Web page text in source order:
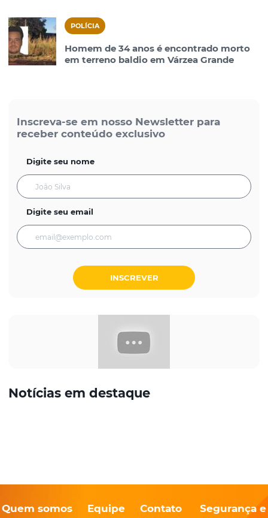
POLÍCIA
Homem de 34 anos é encontrado morto
em terreno baldio em Várzea Grande
Inscreva-se em nosso Newsletter para
receber conteúdo exclusivo
Digite seu nome
Digite seu email
INSCREVER
Notícias em destaque
Quem somos Equipe Contato
Segurança e